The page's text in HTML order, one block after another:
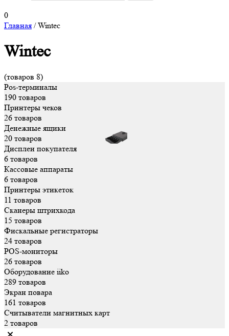
0
Главная /Wintec
Wintec
(товаров 8)
Pos-терминалы
190 товаров
Принтеры чеков
26 товаров
Денежные ящики
20 товаров
Дисплеи покупателя
6 товаров
Кассовые аппараты
6 товаров
Принтеры этикеток
11 товаров
Сканеры штрихкода
15 товаров
Фискальные регистраторы
24 товаров
POS-мониторы
26 товаров
Оборудование iiko
289 товаров
Экран повара
161 товаров
Считыватели магнитных карт
2 товаров